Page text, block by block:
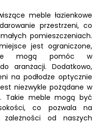
meble łazienkowe
przestrzeni, co
pomieszczeniach.
jest ograniczone,
mogą pomóc w
aranżacji. Dodatkowo,
na podłodze optycznie
niezwykle pożądane w
Takie meble mogą być
co pozwala na
zależności od naszych